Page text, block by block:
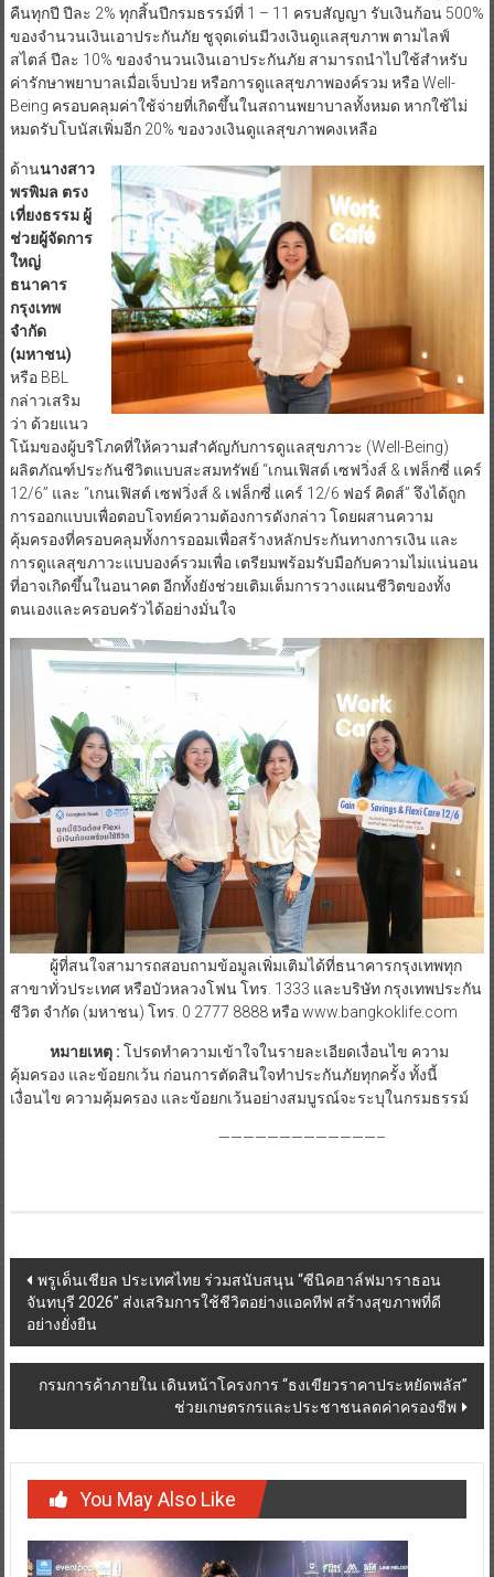
คืนทุกปี ปีละ 2% ทุกสิ้นปีกรมธรรม์ที่ 1 – 11 ครบสัญญา รับเงินก้อน 500%
ของจำนวนเงินเอาประกันภัย ชูจุดเด่นมีวงเงินดูแลสุขภาพ ตามไลฟ์
สไตล์ ปีละ 10% ของจำนวนเงินเอาประกันภัย สามารถนำไปใช้สำหรับ
ค่ารักษาพยาบาลเมื่อเจ็บป่วย หรือการดูแลสุขภาพองค์รวม หรือ Well-
Being ครอบคลุมค่าใช้จ่ายที่เกิดขึ้นในสถานพยาบาลทั้งหมด หากใช้ไม่
หมดรับโบนัสเพิ่มอีก 20% ของวงเงินดูแลสุขภาพคงเหลือ
ด้านนางสาว
พรพิมล ตรง
เที่ยงธรรม ผู้
ช่วยผู้จัดการ
ใหญ่
ธนาคาร
กรุงเทพ
จำกัด
(มหาชน)
หรือ BBL
กล่าวเสริม
ว่า ด้วยแนว
โน้มของผู้บริโภคที่ให้ความสำคัญกับการดูแลสุขภาวะ (Well-Being)
ผลิตภัณฑ์ประกันชีวิตแบบสะสมทรัพย์ “เกนเฟิสต์ เซฟวิ่งส์ & เฟล็กซี่ แคร์
12/6” และ “เกนเฟิสต์ เซฟวิ่งส์ & เฟล็กซี่ แคร์ 12/6 ฟอร์ คิดส์” จึงได้ถูก
การออกแบบเพื่อตอบโจทย์ความต้องการดังกล่าว โดยผสานความ
คุ้มครองที่ครอบคลุมทั้งการออมเพื่อสร้างหลักประกันทางการเงิน และ
การดูแลสุขภาวะแบบองค์รวมเพื่อ เตรียมพร้อมรับมือกับความไม่แน่นอน
ที่อาจเกิดขึ้นในอนาคต อีกทั้งยังช่วยเติมเต็มการวางแผนชีวิตของทั้ง
ตนเองและครอบครัวได้อย่างมั่นใจ
ผู้ที่สนใจสามารถสอบถามข้อมูลเพิ่มเติมได้ที่ธนาคารกรุงเทพทุก
สาขาทั่วประเทศ หรือบัวหลวงโฟน โทร. 1333 และบริษัท กรุงเทพประกัน
ชีวิต จำกัด (มหาชน) โทร. 0 2777 8888 หรือ www.bangkoklife.com
หมายเหตุ : โปรดทำความเข้าใจในรายละเอียดเงื่อนไข ความ
คุ้มครอง และข้อยกเว้น ก่อนการตัดสินใจทำประกันภัยทุกครั้ง ทั้งนี้
เงื่อนไข ความคุ้มครอง และข้อยกเว้นอย่างสมบูรณ์จะระบุในกรมธรรม์
—————————————–
Post
navigation
พรูเด็นเชียล ประเทศไทย ร่วมสนับสนุน “ซีนิคฮาล์ฟมาราธอน
จันทบุรี 2026” ส่งเสริมการใช้ชีวิตอย่างแอคทีฟ สร้างสุขภาพที่ดี
อย่างยั่งยืน
กรมการค้าภายใน เดินหน้าโครงการ “ธงเขียวราคาประหยัดพลัส”
ช่วยเกษตรกรและประชาชนลดค่าครองชีพ
You May Also Like